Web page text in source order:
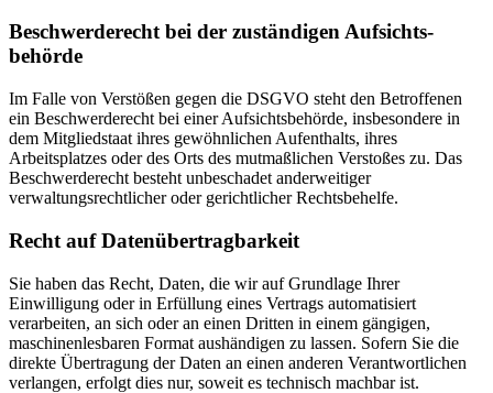
Beschwerde­recht bei der zuständigen Aufsichts­
behörde
Im Falle von Verstößen gegen die DSGVO steht den Betroffenen
ein Beschwerderecht bei einer Aufsichtsbehörde, insbesondere in
dem Mitgliedstaat ihres gewöhnlichen Aufenthalts, ihres
Arbeitsplatzes oder des Orts des mutmaßlichen Verstoßes zu. Das
Beschwerderecht besteht unbeschadet anderweitiger
verwaltungsrechtlicher oder gerichtlicher Rechtsbehelfe.
Recht auf Daten­übertrag­barkeit
Sie haben das Recht, Daten, die wir auf Grundlage Ihrer
Einwilligung oder in Erfüllung eines Vertrags automatisiert
verarbeiten, an sich oder an einen Dritten in einem gängigen,
maschinenlesbaren Format aushändigen zu lassen. Sofern Sie die
direkte Übertragung der Daten an einen anderen Verantwortlichen
verlangen, erfolgt dies nur, soweit es technisch machbar ist.